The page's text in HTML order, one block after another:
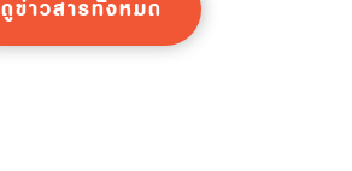
ดูข่าวสารทั้งหมด